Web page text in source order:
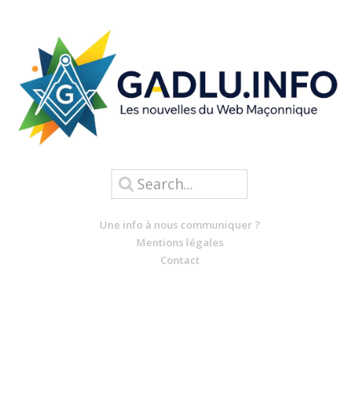
Une info à nous communiquer ?
Mentions légales
Contact